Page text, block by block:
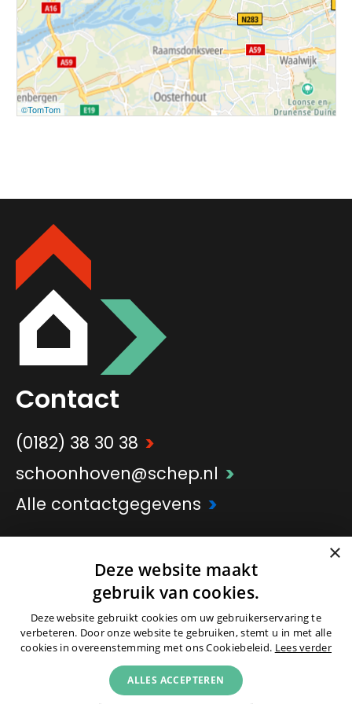
©TomTom
Contact
(0182) 38 30 38 >
schoonhoven@schep.nl >
Alle contactgegevens >
Onderdeel vanSchep Groep
Colofon|Partners|Cookies
Privacyverklaring|Voorwaarden
×
Deze website maakt
gebruik van cookies.
Deze website gebruikt cookies om uw gebruikerservaring te
verbeteren. Door onze website te gebruiken, stemt u in met alle
cookies in overeenstemming met ons Cookiebeleid. Lees verder
ALLES ACCEPTEREN